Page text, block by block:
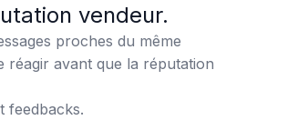
vendeur.
proches du même
avant que la réputation
feedbacks.